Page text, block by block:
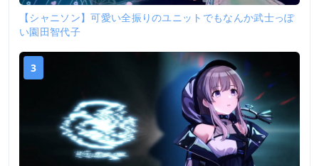
【シャニソン】可愛い全振りのユニットでもなんか武士っぽ
い園田智代子
3